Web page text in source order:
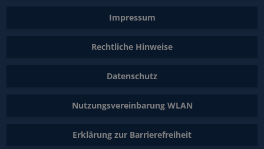
Impressum
Rechtliche Hinweise
Datenschutz
Nutzungsvereinbarung WLAN
Erklärung zur Barrierefreiheit